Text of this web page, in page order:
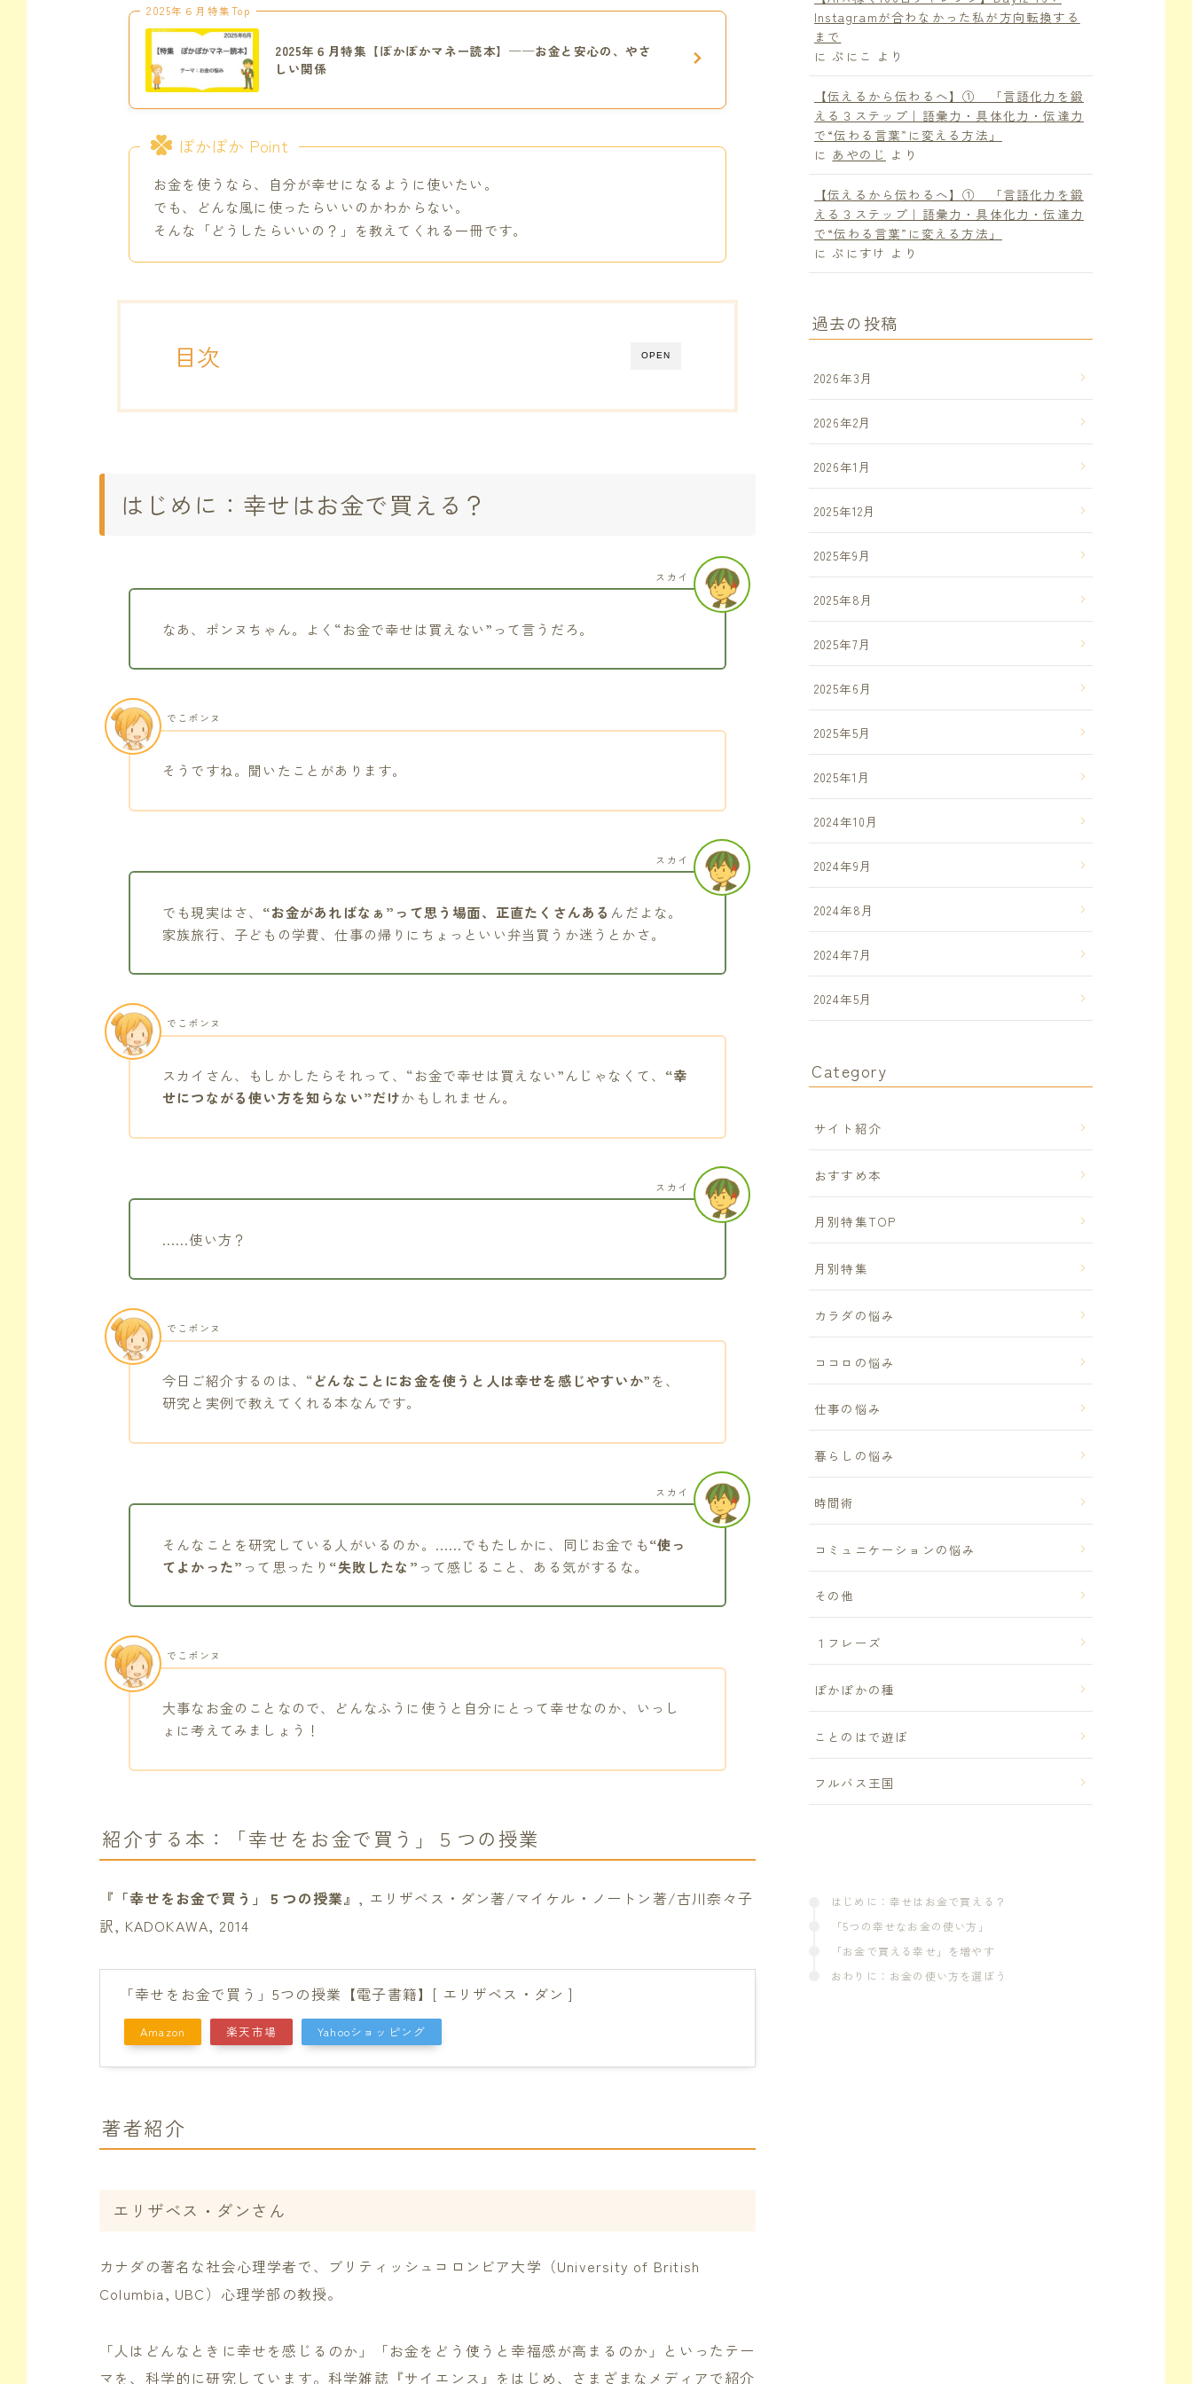
2025年６月特集Top
2025年６月特集【ぽかぽかマネー読本】──お金と安心の、やさ
しい関係
ぽかぽか Point
お金を使うなら、自分が幸せになるように使いたい。
でも、どんな風に使ったらいいのかわからない。
そんな「どうしたらいいの？」を教えてくれる一冊です。
OPEN
目次
はじめに：幸せはお金で買える？
なあ、ポンヌちゃん。よく“お金で幸せは買えない”って言うだろ。
スカイ
そうですね。聞いたことがあります。
でこポンヌ
でも現実はさ、 “お金があればなぁ”って思う場面、正直たくさんある んだよな。
家族旅行、子どもの学費、仕事の帰りにちょっといい弁当買うか迷うとかさ。
スカイ
スカイさん、もしかしたらそれって、“お金で幸せは買えない”んじゃなくて、 “幸
せにつながる使い方を知らない”だけかもしれません。
でこポンヌ
……使い方？
スカイ
今日ご紹介するのは、“どんなことにお金を使うと人は幸せを感じやすいか”を、
研究と実例で教えてくれる本なんです。
でこポンヌ
そんなことを研究している人がいるのか。……でもたしかに、同じお金でも“使っ
てよかった” って思ったり “失敗したな” って感じること、ある気がするな。
スカイ
大事なお金のことなので、どんなふうに使うと自分にとって幸せなのか、いっし
ょに考えてみましょう！
でこポンヌ
紹介する本：「幸せをお金で買う」５つの授業
『「幸せをお金で買う」５つの授業』 , エリザベス・ダン著/マイケル・ノートン著/古川奈々子
訳, KADOKAWA, 2014
「幸せをお金で買う」5つの授業【電子書籍】[ エリザベス・ダン ]
Amazon 楽天市場 Yahooショッピング
著者紹介
エリザベス・ダンさん
カナダの著名な社会心理学者で、ブリティッシュコロンビア大学（University of British
Columbia, UBC）心理学部の教授。
「人はどんなときに幸せを感じるのか」「お金をどう使うと幸福感が高まるのか」といったテー
マを、科学的に研究しています。科学雑誌『サイエンス』をはじめ、さまざまなメディアで紹介
Instagramが合わなかった私が方向転換する
まで
にぷにこ より
【伝えるから伝わるへ】① 「言語化力を鍛
える３ステップ｜語彙力・具体化力・伝達力
で“伝わる言葉”に変える方法」
に あやのじ より
【伝えるから伝わるへ】① 「言語化力を鍛
える３ステップ｜語彙力・具体化力・伝達力
で“伝わる言葉”に変える方法」
にぷにすけ より
過去の投稿
2026年3月
2026年2月
2026年1月
2025年12月
2025年9月
2025年8月
2025年7月
2025年6月
2025年5月
2025年1月
2024年10月
2024年9月
2024年8月
2024年7月
2024年5月
Category
サイト紹介
おすすめ本
月別特集TOP
月別特集
カラダの悩み
ココロの悩み
仕事の悩み
暮らしの悩み
時間術
コミュニケーションの悩み
その他
１フレーズ
ぽかぽかの種
ことのはで遊ぼ
フルバス王国
はじめに：幸せはお金で買える？
「5つの幸せなお金の使い方」
「お金で買える幸せ」を増やす
おわりに：お金の使い方を選ぼう